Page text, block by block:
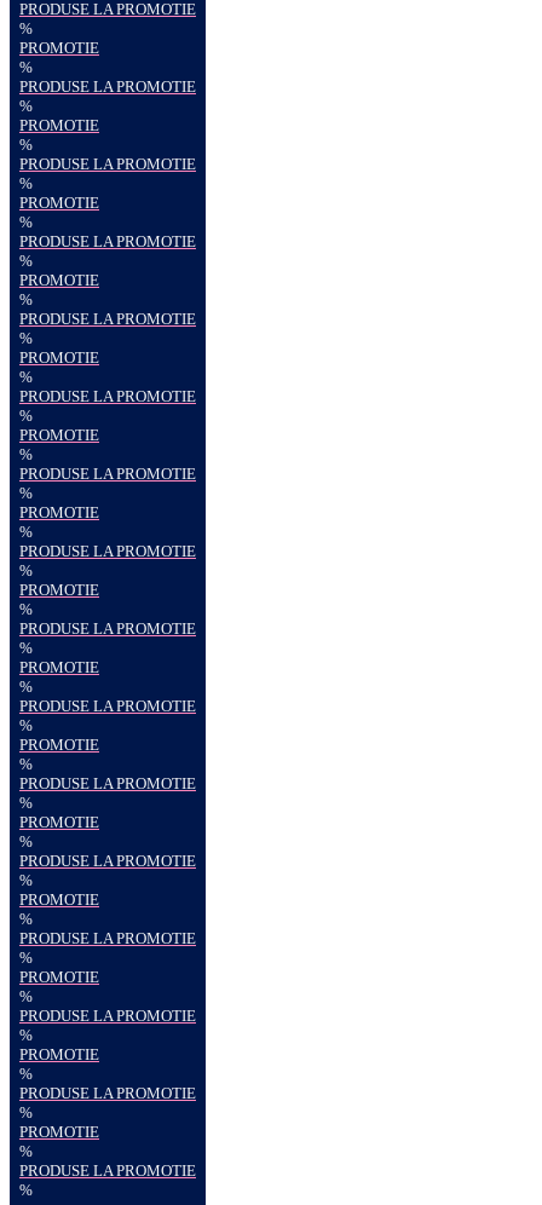
PRODUSE LA PROMOTIE
%
PROMOTIE
%
PRODUSE LA PROMOTIE
%
PROMOTIE
%
PRODUSE LA PROMOTIE
%
PROMOTIE
%
PRODUSE LA PROMOTIE
%
PROMOTIE
%
PRODUSE LA PROMOTIE
%
PROMOTIE
%
PRODUSE LA PROMOTIE
%
PROMOTIE
%
PRODUSE LA PROMOTIE
%
PROMOTIE
%
PRODUSE LA PROMOTIE
%
PROMOTIE
%
PRODUSE LA PROMOTIE
%
PROMOTIE
%
PRODUSE LA PROMOTIE
%
PROMOTIE
%
PRODUSE LA PROMOTIE
%
PROMOTIE
%
PRODUSE LA PROMOTIE
%
PROMOTIE
%
PRODUSE LA PROMOTIE
%
PROMOTIE
%
PRODUSE LA PROMOTIE
%
PROMOTIE
%
PRODUSE LA PROMOTIE
%
PROMOTIE
%
PRODUSE LA PROMOTIE
%